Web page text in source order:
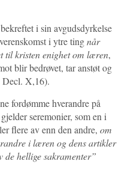
i sin avgudsdyrkelse
i ytre tingnår
til kristen enighet om læren,
blir bedrøvet, tar anstøt og
Decl. X,16).
fordømme hverandre på
seremonier, som en i
flere av enn den andre, om
i læren og dens artikler
de hellige sakramenter”